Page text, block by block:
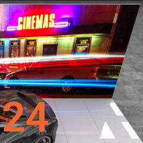
24